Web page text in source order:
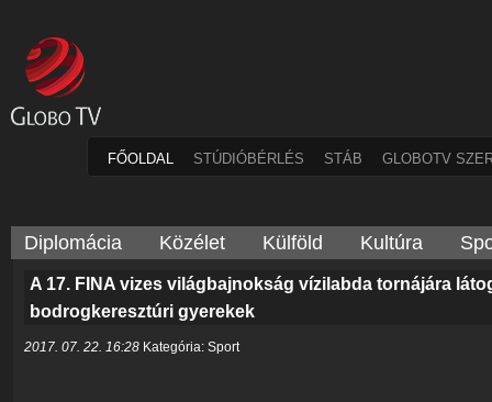
FŐOLDAL STÚDIÓBÉRLÉS STÁB GLOBOTV
Diplomácia Közélet Külföld Kultúra
A 17. FINA vizes világbajnokság vízilabda tornájára
bodrogkeresztúri gyerekek
2017. 07. 22. 16:28 Kategória: Sport